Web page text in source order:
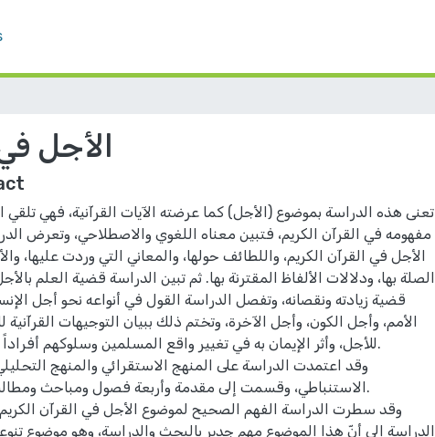
الأجل
تعنى هذه الدراسة بموضوع (الأجل) كما عرضته الآيات القرآنية، فهي تلقي
مفهومه في القرآن الكريم، فتبين معناه اللغوي والاصطلاحي، وتعرض
الأجل في القرآن الكريم، واللطائف حولها، والمعاني التي وردت عليها،
الصلة بها، ودلالات الألفاظ المقترنة بها. ثم تبين الدراسة قضية العلم
قضية زيادته ونقصانه، وتفصل الدراسة القول في أنواعه نحو أجل
الأمم، وأجل الكون، وأجل الآخرة، وتختم ذلك ببيان التوجيهات القرآنية
للأجل، وأثر الإيمان به في تغيير واقع المسلمين وسلوكهم
وقد اعتمدت الدراسة على المنهج الاستقرائي والمنهج
الاستنباطي، وقسمت إلى مقدمة وأربعة فصول ومباحث
وقد سطرت الدراسة الفهم الصحيح لموضوع الأجل في القرآن
الدراسة إلى أنّ هذا الموضوع مهم جدير بالبحث والدراسة، وهو موضوع